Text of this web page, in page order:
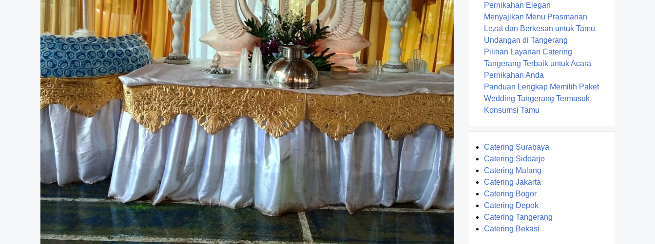
Pernikahan Elegan
Menyajikan Menu Prasmanan
Lezat dan Berkesan untuk Tamu
Undangan di Tangerang
Pilihan Layanan Catering
Tangerang Terbaik untuk Acara
Pernikahan Anda
Panduan Lengkap Memilih Paket
Wedding Tangerang Termasuk
Konsumsi Tamu
Catering Surabaya
Catering Sidoarjo
Catering Malang
Catering Jakarta
Catering Bogor
Catering Depok
Catering Tangerang
Catering Bekasi